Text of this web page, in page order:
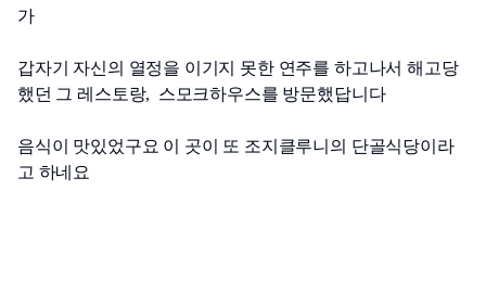
가
갑자기 자신의 열정을 이기지 못한 연주를 하고나서 해고당
했던 그 레스토랑,  스모크하우스를 방문했답니다
음식이 맛있었구요 이 곳이 또 조지클루니의 단골식당이라
고 하네요